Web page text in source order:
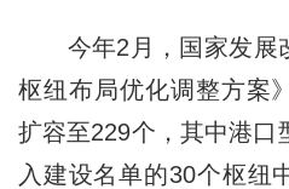
今年2月，国家发展
枢纽布局优化调整方案
扩容至229个，其中港口
入建设名单的30个枢纽